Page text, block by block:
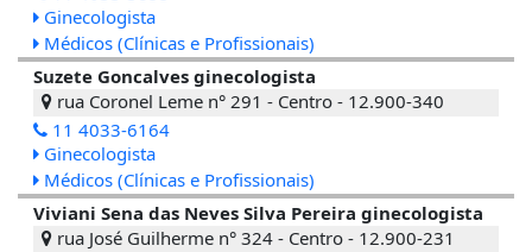
Ginecologista
Médicos (Clínicas e Profissionais)
Suzete Goncalves ginecologista
rua Coronel Leme n° 291 - Centro - 12.900-340
11 4033-6164
Ginecologista
Médicos (Clínicas e Profissionais)
Viviani Sena das Neves Silva Pereira ginecologista
rua José Guilherme n° 324 - Centro - 12.900-231